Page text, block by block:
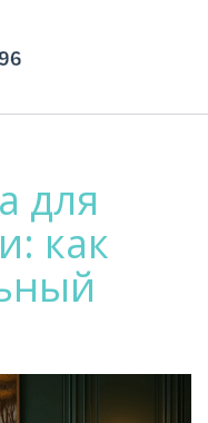
для
как